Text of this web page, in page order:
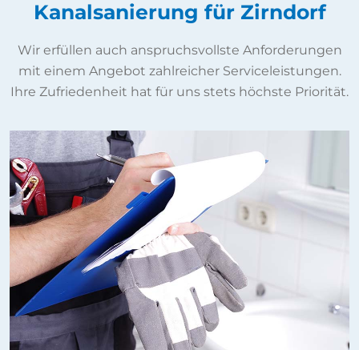
Kanalsanierung für Zirndorf
Wir erfüllen auch anspruchsvollste Anforderungen
mit einem Angebot zahlreicher Serviceleistungen.
Ihre Zufriedenheit hat für uns stets höchste Priorität.